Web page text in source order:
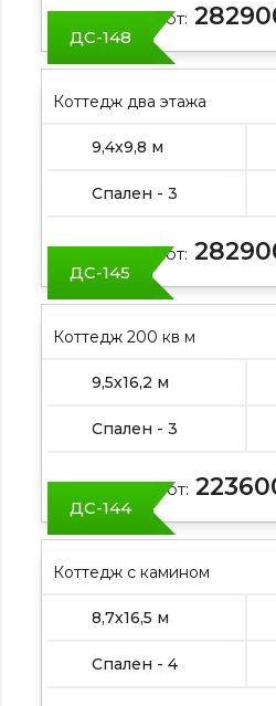
Цена от:
ДС-148
Коттедж два этажа
9,4х9,8 м
Спален - 3
Цена от:
ДС-145
Коттедж 200 кв м
9,5х16,2 м
Спален - 3
Цена от:
ДС-144
Коттедж с камином
8,7х16,5 м
Спален - 4